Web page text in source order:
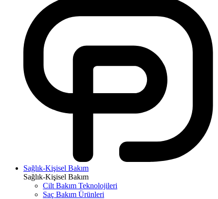
Sağlık-Kişisel Bakım
Sağlık-Kişisel Bakım
Cilt Bakım Teknolojileri
Saç Bakım Ürünleri